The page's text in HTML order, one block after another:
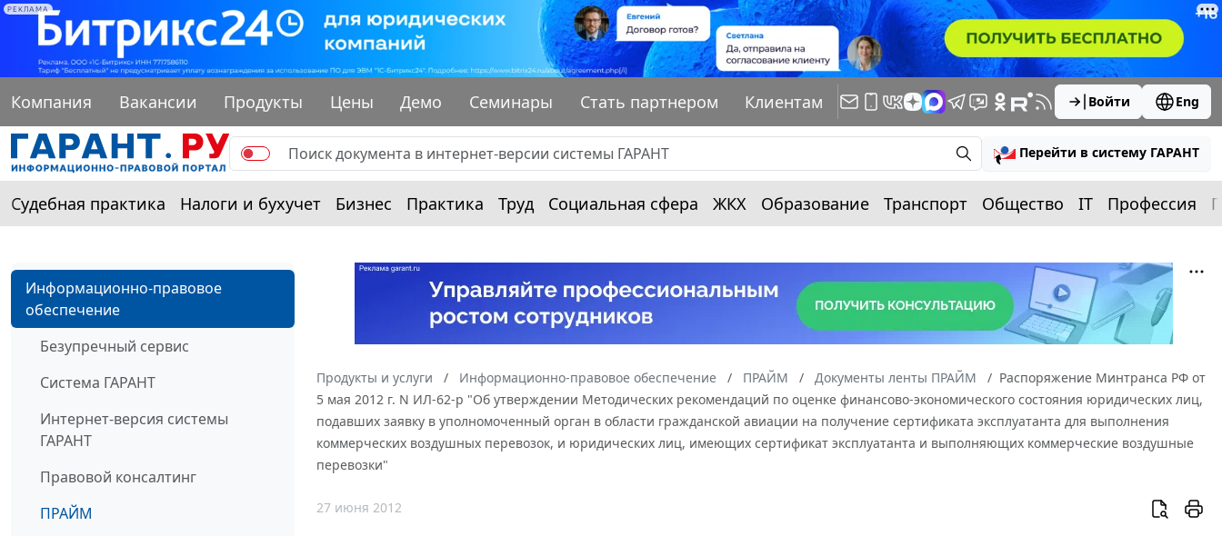
РЕКЛАМА
Компания Вакансии Продукты Цены Демо Семинары Стать партнером Клиентам Войти Eng
Перейти в систему ГАРАНТ
Судебная практика Налоги и бухучет Бизнес Практика Труд Социальная сфера ЖКХ Образование Транспорт Общество IT Профессия
Информационно-правовое
обеспечение
Безупречный сервис
Система ГАРАНТ
Интернет-версия системы
ГАРАНТ
Правовой консалтинг
ПРАЙМ
Продукты и услуги Информационно-правовое обеспечение ПРАЙМ Документы ленты ПРАЙМ
Распоряжение Минтранса РФ от
5 мая 2012 г. N ИЛ-62-р "Об утверждении Методических рекомендаций по оценке финансово-экономического состояния юридических лиц,
подавших заявку в уполномоченный орган в области гражданской авиации на получение сертификата эксплуатанта для выполнения
коммерческих воздушных перевозок, и юридических лиц, имеющих сертификат эксплуатанта и выполняющих коммерческие воздушные
перевозки"
27 июня 2012